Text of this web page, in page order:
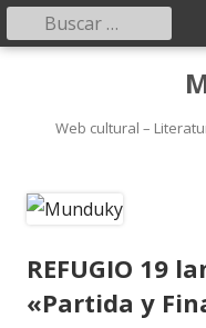
contenidoWeb cultural –
Menú
REFUGIO 19
«Partida y